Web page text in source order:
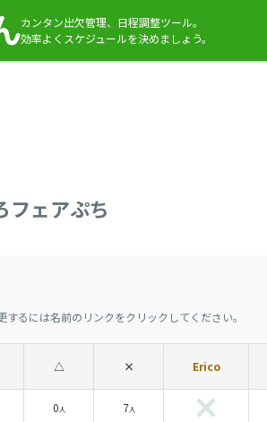
カンタン出欠管理、日程調整ツール。
効率よくスケジュールを決めましょう。
フェアぷち
するには名前のリンクをクリックしてください。
△ × Erico
0人 7人